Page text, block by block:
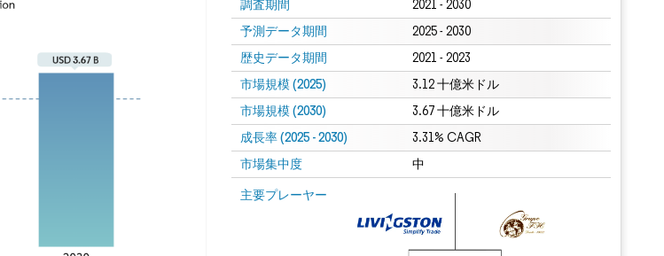
調査期間 2021 - 2030
予測データ期間 2025 - 2030
歴史データ期間 2021 - 2023
市場規模 (2025) 3.12 十億米ドル
市場規模 (2030) 3.67 十億米ドル
成長率 (2025 - 2030) 3.31% CAGR
市場集中度 中
主要プレーヤー
画像 © Mordor Intelligence。再利用にはCC BY 4.0の表示が必要です。
画像 © Mordor Intelligence。再利用にはCC BY 4.0の表示が必要です。